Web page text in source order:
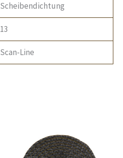
Scheibendichtung
13
Scan-Line